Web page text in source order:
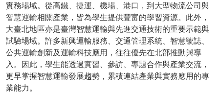
實務場域。從高鐵、捷運、機場、港口，到大型物流公司與
智慧運輸相關產業，皆為學生提供豐富的學習資源。此外，
大臺北地區亦是臺灣智慧運輸與先進交通技術的重要示範與
試驗場域。許多新興運輸服務、交通管理系統、智慧號誌、
公共運輸創新及運輸科技應用，往往優先在北部推動與導
入。因此，學生能透過實習、參訪、專題合作與產業交流，
更早掌握智慧運輸發展趨勢，累積連結產業與實務應用的專
業能力。